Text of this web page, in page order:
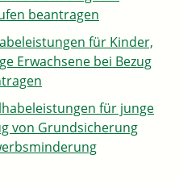
beantragen
für Kinder,
Erwachsene bei Bezug
für junge
von Grundsicherung